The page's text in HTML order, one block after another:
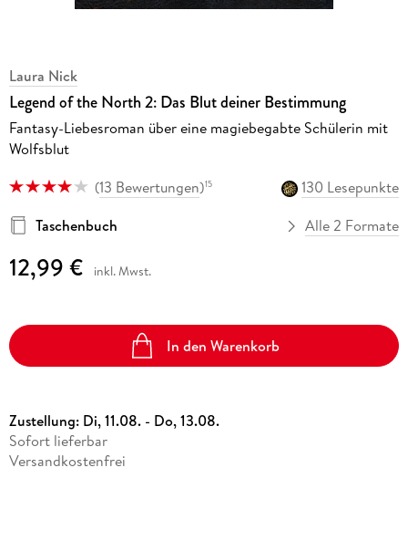
Laura Nick
Legend of the North 2: Das Blut deiner Bestimmung
Fantasy-Liebesroman über eine magiebegabte Schülerin mit
Wolfsblut
(13 Bewertungen)15
130 Lesepunkte
Taschenbuch
Alle 2 Formate
12,99 € inkl. Mwst.
In den Warenkorb
Zustellung: Di, 11.08. - Do, 13.08.
Sofort lieferbar
Versandkostenfrei